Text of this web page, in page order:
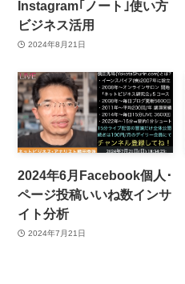
Instagram｢ノート｣使い方
ビジネス活用
2024年8月21日
2024年6月Facebook個人･
ページ投稿いいね数インサ
イト分析
2024年7月21日